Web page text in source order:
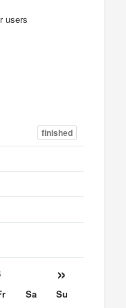
users
finished
»
Sa
Su